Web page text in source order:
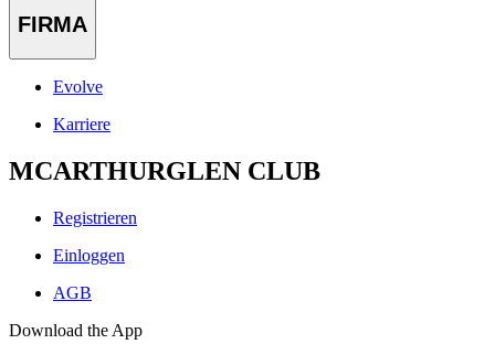
FIRMA
Evolve
Karriere
MCARTHURGLEN CLUB
Registrieren
Einloggen
AGB
Download the App